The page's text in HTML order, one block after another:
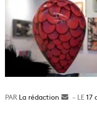
La rédaction
Envoyer
17